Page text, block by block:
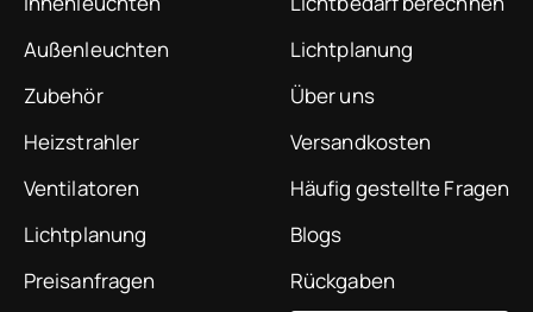
Außenleuchten
Zubehör
Heizstrahler
Ventilatoren
Lichtplanung
Preisanfragen
Lichtplanung
Über uns
Versandkosten
Häufig gestellte Fragen
Blogs
Rückgaben